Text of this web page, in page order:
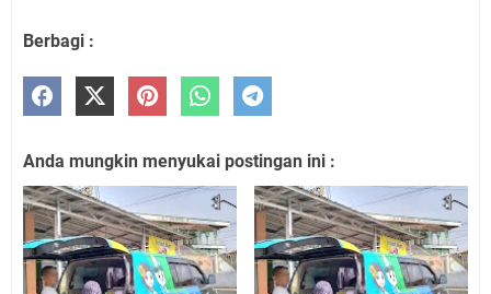
Berbagi :
Anda mungkin menyukai postingan ini :